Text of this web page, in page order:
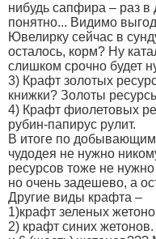
нибудь сапфира – раз в
понятно... Видимо
Ювелирку сейчас в
осталось, корм? Ну
слишком срочно будет
3) Крафт золотых
книжки? Золоты
4) Крафт фиолетовых
рубин-папирус рулит.
В итоге по
чудодея не нужно
ресурсов тоже не
но очень задешево, а
Другие виды крафта –
1)крафт зеленых
2) крафт синих